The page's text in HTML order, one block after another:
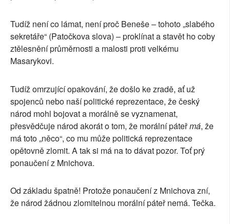
Tudíž není co lámat, není proč Beneše – tohoto „slabého
sekretáře“ (Patočkova slova) – proklínat a stavět ho coby
ztělesnění průměrnosti a malosti proti velkému
Masarykovi.
Tudíž omrzující opakování, že došlo ke zradě, ať už
spojenců nebo naší politické reprezentace, že český
národ mohl bojovat a morálně se vyznamenat,
přesvědčuje národ akorát o tom, že morální páteřmá, že
má toto „něco“, co mu může politická reprezentace
opětovně zlomit. A tak si má na to dávat pozor. Toť prý
ponaučení z Mnichova.
Od základu špatně! Protože ponaučení z Mnichova zní,
že národ žádnou zlomitelnou morální páteř nemá. Tečka.